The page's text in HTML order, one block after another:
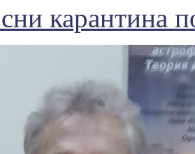
карантина